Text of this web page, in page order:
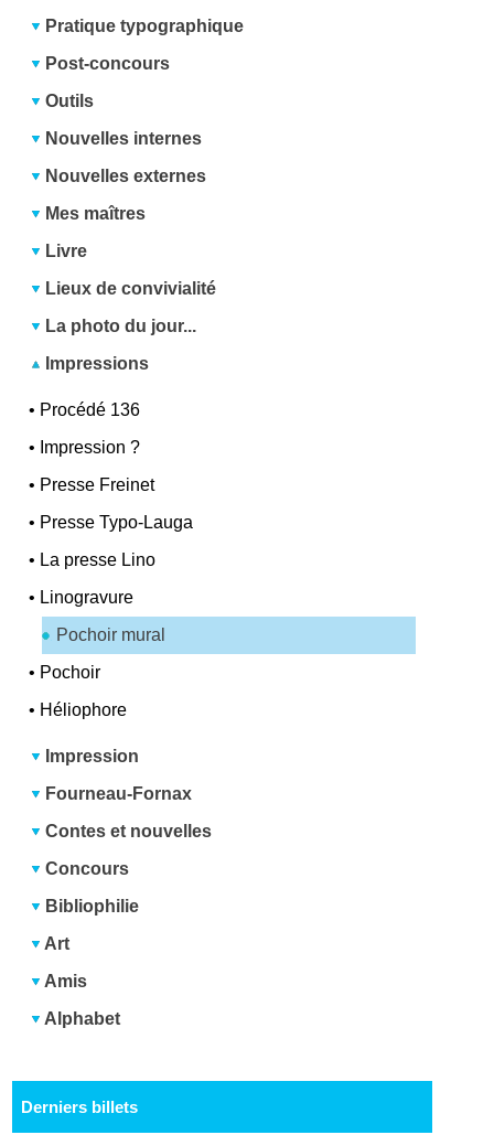
Pratique typographique
Post-concours
Outils
Nouvelles internes
Nouvelles externes
Mes maîtres
Livre
Lieux de convivialité
La photo du jour...
Impressions
• Procédé 136
• Impression ?
• Presse Freinet
• Presse Typo-Lauga
• La presse Lino
• Linogravure
Pochoir mural
• Pochoir
• Héliophore
Impression
Fourneau-Fornax
Contes et nouvelles
Concours
Bibliophilie
Art
Amis
Alphabet
Derniers billets